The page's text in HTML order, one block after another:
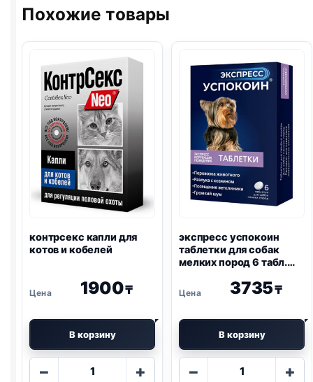
Похожие товары
контрсекс капли для
котов и кобелей
1900₸
В корзину
−
Количество
+
экспресс успокоин
таблетки для собак
мелких пород 6 табл.
3735₸
В корзину
−
Количество
+